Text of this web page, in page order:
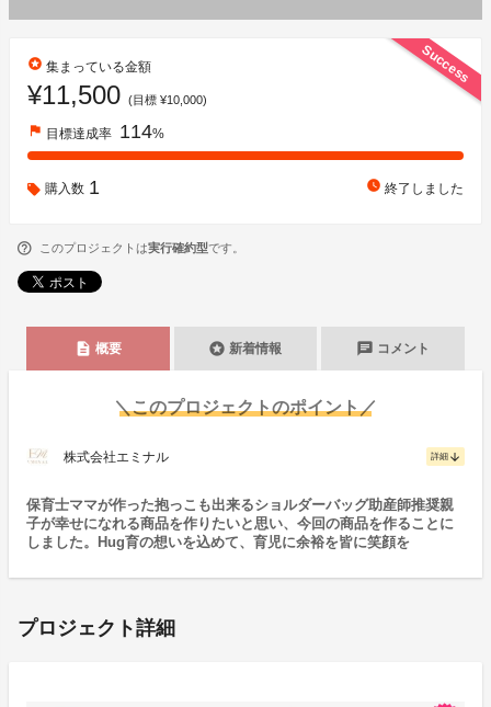
Success
stars 集まっている金額
¥11,500 (目標 ¥10,000)
flag 目標達成率 114%
購入数 1 watch_later 終了しました
このプロジェクトは実行確約型です。
description 概要 stars 新着情報 chat コメント
＼このプロジェクトのポイント／
株式会社エミナル 詳細 arrow_downward
保育士ママが作った抱っこも出来るショルダーバッグ助産師推奨親
子が幸せになれる商品を作りたいと思い、今回の商品を作ることに
しました。Hug育の想いを込めて、育児に余裕を皆に笑顔を
プロジェクト詳細